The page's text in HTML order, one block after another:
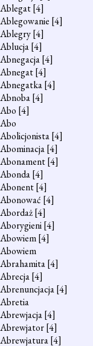
Ablegat[4]
Ablegowanie [4]
Ablegry[4]
Ablucja[4]
Abnegacja[4]
Abnegat[4]
Abnegatka[4]
Abnoba[4]
Abo [4]
Abo
Abolicjonista[4]
Abominacja[4]
Abonament[4]
Abonda[4]
Abonent[4]
Abonować [4]
Abordaż[4]
Aborygieni[4]
Abowiem[4]
Abowiem
Abrahamita[4]
Abrecja[4]
Abrenuncjacja[4]
Abretia
Abrewjacja[4]
Abrewjator[4]
Abrewjatura[4]